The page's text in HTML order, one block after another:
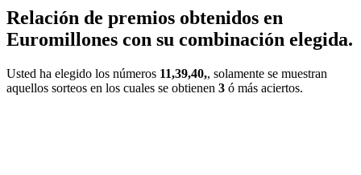
Relación de premios obtenidos en
Euromillones con su combinación elegida.
Usted ha elegido los números 11,39,40,, solamente se muestran
aquellos sorteos en los cuales se obtienen 3 ó más aciertos.